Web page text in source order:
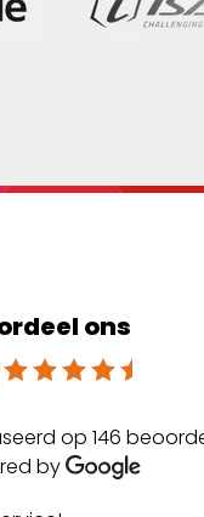
ons
met 4.7 uit 5
op 146
by